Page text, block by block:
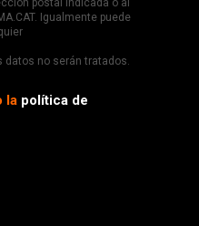
postal indicada o al
Igualmente puede
datos no serán tratados.
la política de